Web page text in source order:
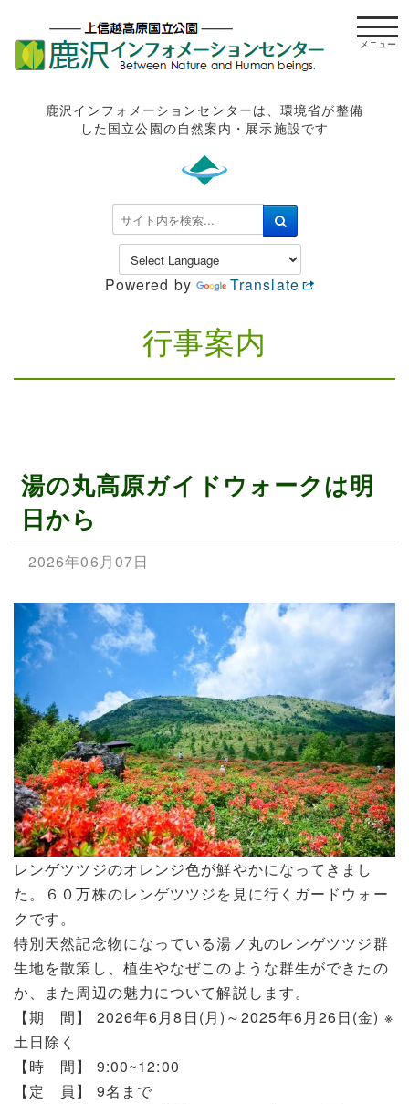
鹿沢インフォメーションセンターは、環境省が整備
した国立公園の自然案内・展示施設です
検
索
.
Powered by Translate
t
o
行事案内
湯の丸高原ガイドウォークは明
日から
2026年06月07日
レンゲツツジのオレンジ色が鮮やかになってきまし
た。６０万株のレンゲツツジを見に行くガードウォー
クです。
特別天然記念物になっている湯ノ丸のレンゲツツジ群
生地を散策し、植生やなぜこのような群生ができたの
か、また周辺の魅力について解説します。
【期 間】 2026年6月8日(月)～2025年6月26日(金) ※
土日除く
【時 間】 9:00~12:00
【定 員】 9名まで